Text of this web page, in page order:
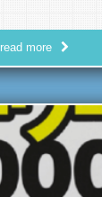
read more